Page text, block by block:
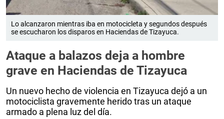
Lo alcanzaron mientras iba en motocicleta y segundos después
se escucharon los disparos en Haciendas de Tizayuca.
Ataque a balazos deja a hombre
grave en Haciendas de Tizayuca
Un nuevo hecho de violencia en Tizayuca dejó a un
motociclista gravemente herido tras un ataque
armado a plena luz del día.